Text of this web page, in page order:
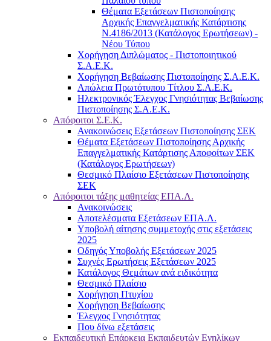
Θέματα Εξετάσεων Πιστοποίησης
Αρχικής Επαγγελματικής Κατάρτισης
Ν.4186/2013 (Κατάλογος Ερωτήσεων) -
Νέου Τύπου
Χορήγηση Διπλώματος - Πιστοποιητικού
Σ.Α.Ε.Κ.
Χορήγηση Βεβαίωσης Πιστοποίησης Σ.Α.Ε.Κ.
Απώλεια Πρωτότυπου Τίτλου Σ.Α.Ε.Κ.
Ηλεκτρονικός Έλεγχος Γνησιότητας Βεβαίωσης
Πιστοποίησης Σ.Α.Ε.Κ.
Απόφοιτοι Σ.Ε.Κ.
Ανακοινώσεις Εξετάσεων Πιστοποίησης ΣΕΚ
Θέματα Εξετάσεων Πιστοποίησης Αρχικής
Επαγγελματικής Κατάρτισης Αποφοίτων ΣΕΚ
(Κατάλογος Ερωτήσεων)
Θεσμικό Πλαίσιο Εξετάσεων Πιστοποίησης
ΣΕΚ
Απόφοιτοι τάξης μαθητείας ΕΠΑ.Λ.
Ανακοινώσεις
Αποτελέσματα Εξετάσεων ΕΠΑ.Λ.
Υποβολή αίτησης συμμετοχής στις εξετάσεις
2025
Οδηγός Υποβολής Εξετάσεων 2025
Συχνές Ερωτήσεις Εξετάσεων 2025
Κατάλογος Θεμάτων ανά ειδικότητα
Θεσμικό Πλαίσιο
Χορήγηση Πτυχίου
Χορήγηση Βεβαίωσης
Έλεγχος Γνησιότητας
Που δίνω εξετάσεις
Εκπαιδευτική Επάρκεια Εκπαιδευτών Ενηλίκων